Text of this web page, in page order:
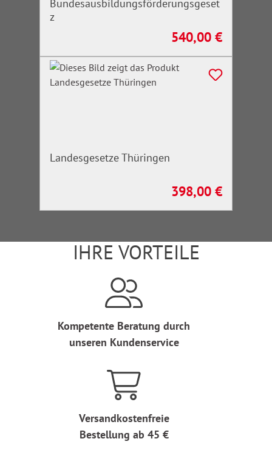
Bundesausbildungsförderungsgeset
z
Regulärer Preis:
540,00 €
Landesgesetze Thüringen
Regulärer Preis:
398,00 €
IHRE VORTEILE
Kompetente Beratung durch
unseren Kundenservice
Versandkostenfreie
Bestellung ab 45 €